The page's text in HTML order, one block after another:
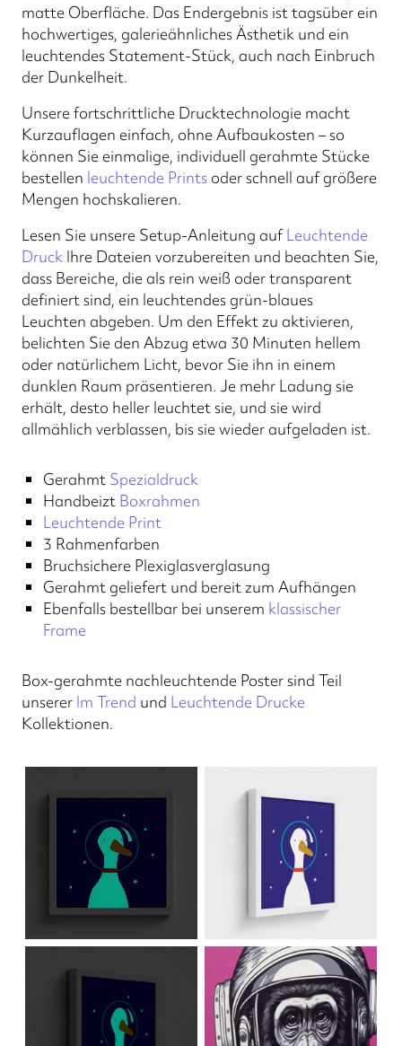
matte Oberfläche. Das Endergebnis ist tagsüber ein
hochwertiges, galerieähnliches Ästhetik und ein
leuchtendes Statement-Stück, auch nach Einbruch
der Dunkelheit.
Unsere fortschrittliche Drucktechnologie macht
Kurzauflagen einfach, ohne Aufbaukosten – so
können Sie einmalige, individuell gerahmte Stücke
bestellen leuchtende Prints oder schnell auf größere
Mengen hochskalieren.
Lesen Sie unsere Setup-Anleitung aufLeuchtende
Druck Ihre Dateien vorzubereiten und beachten Sie,
dass Bereiche, die als rein weiß oder transparent
definiert sind, ein leuchtendes grün-blaues
Leuchten abgeben. Um den Effekt zu aktivieren,
belichten Sie den Abzug etwa 30 Minuten hellem
oder natürlichem Licht, bevor Sie ihn in einem
dunklen Raum präsentieren. Je mehr Ladung sie
erhält, desto heller leuchtet sie, und sie wird
allmählich verblassen, bis sie wieder aufgeladen ist.
Gerahmt Spezialdruck
Handbeizt Boxrahmen
Leuchtende Print
3 Rahmenfarben
Bruchsichere Plexiglasverglasung
Gerahmt geliefert und bereit zum Aufhängen
Ebenfalls bestellbar bei unserem klassischer
Frame
Box-gerahmte nachleuchtende Poster sind Teil
unserer Im Trend und Leuchtende Drucke
Kollektionen.